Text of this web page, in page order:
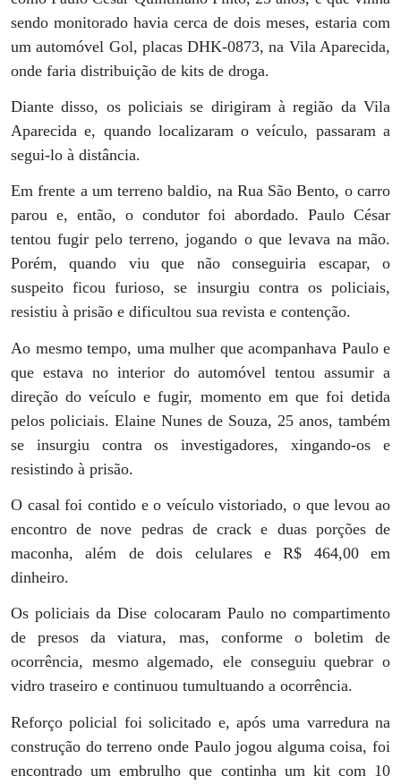
sendo monitorado havia cerca de dois meses, estaria com
um automóvel Gol, placas DHK-0873, na Vila Aparecida,
onde faria distribuição de kits de droga.
Diante disso, os policiais se dirigiram à região da Vila
Aparecida e, quando localizaram o veículo, passaram a
segui-lo à distância.
Em frente a um terreno baldio, na Rua São Bento, o carro
parou e, então, o condutor foi abordado. Paulo César
tentou fugir pelo terreno, jogando o que levava na mão.
Porém, quando viu que não conseguiria escapar, o
suspeito ficou furioso, se insurgiu contra os policiais,
resistiu à prisão e dificultou sua revista e contenção.
Ao mesmo tempo, uma mulher que acompanhava Paulo e
que estava no interior do automóvel tentou assumir a
direção do veículo e fugir, momento em que foi detida
pelos policiais. Elaine Nunes de Souza, 25 anos, também
se insurgiu contra os investigadores, xingando-os e
resistindo à prisão.
O casal foi contido e o veículo vistoriado, o que levou ao
encontro de nove pedras de crack e duas porções de
maconha, além de dois celulares e R$ 464,00 em
dinheiro.
Os policiais da Dise colocaram Paulo no compartimento
de presos da viatura, mas, conforme o boletim de
ocorrência, mesmo algemado, ele conseguiu quebrar o
vidro traseiro e continuou tumultuando a ocorrência.
Reforço policial foi solicitado e, após uma varredura na
construção do terreno onde Paulo jogou alguma coisa, foi
encontrado um embrulho que continha um kit com 10